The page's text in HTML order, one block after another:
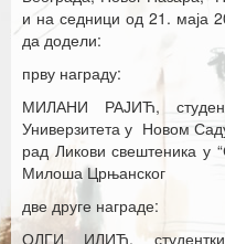
Вести
Најаве
и на седници од 21. маја
да додели:
прву награду:
МИЛАНИ РАЈИЋ,
Универзитета у Новом
рад Ликови свештеника у
Милоша Црњанског
две друге награде:
ОЛГИ ИЛИЋ,